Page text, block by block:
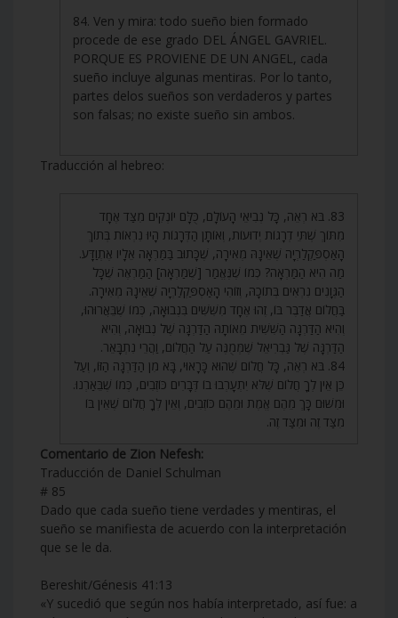
84. Ven y mira: todo sueño bien formado
procede de ese grado DEL ÁNGEL GAVRIEL.
PORQUE ES PROVIENE DE UN ANGEL, cada
sueño incluye algunas mentiras. Por lo tanto,
partes delos sueños son verdaderos y partes
son falsas; no existe sueño sin ambos.
Traducción al hebreo:
83. בֹּא רְאֵה, כָּל נְבִיאֵי הָעוֹלָם, כֻּלָּם יוֹנְקִים מִצַּד אֶחָד
מִתּוֹךְ שְׁתֵּי דְרָגוֹת יְדוּעוֹת, וְאוֹתָן הַדְּרָגוֹת הָיוּ נִרְאוֹת בְּתוֹךְ
הָאַסְפַּקְלַרְיָה שֶׁאֵינָהּ מְאִירָה, שֶׁכָּתוּב בַּמַּרְאָה אֵלָיו אֶתְוַדָּע.
מַה הִיא הַמַּרְאָה? כְּמוֹ שֶׁנֶּאֱמַר [שֶׁמַּרְאָה] הַמַּרְאֶה שֶׁכָּל
הַגְּוָנִים נִרְאִים בְּתוֹכָהּ, וְזוֹהִי הָאַסְפַּקְלַרְיָה שֶׁאֵינָהּ מְאִירָה.
בַּחֲלוֹם אֲדַבֶּר בּוֹ, זֶהוּ אֶחָד מִשִּׁשִּׁים בִּנְבוּאָה, כְּמוֹ שֶׁבֵּאֲרוּהוּ,
וְהִיא הַדַּרְגָּה הַשִּׁשִּׁית מֵאוֹתָהּ הַדַּרְגָּה שֶׁל נְבוּאָה, וְהִיא
הַדַּרְגָּה שֶׁל גַּבְרִיאֵל שֶׁמְּמֻנֶּה עַל הַחֲלוֹם, וַהֲרֵי נִתְבָּאֵר.
84. בֹּא רְאֵה, כָּל חֲלוֹם שֶׁהוּא כָּרָאוּי, בָּא מִן הַדַּרְגָּה הַזּוֹ, וְעַל
כֵּן אֵין לְךָ חֲלוֹם שֶׁלֹּא יִתְעָרְבוּ בוֹ דְּבָרִים כּוֹזְבִים, כְּמוֹ שֶׁבֵּאַרְנוּ.
וּמִשּׁוּם כָּךְ מֵהֶם אֱמֶת וּמֵהֶם כּוֹזְבִים, וְאֵין לְךָ חֲלוֹם שֶׁאֵין בּוֹ
מִצַּד זֶה וּמִצַּד זֶה.
Comentario de Zion Nefesh:
Traducción de Daniel Schulman
# 85
Dado que cada sueño tiene verdades y mentiras, el
sueño se manifiesta de acuerdo con la interpretación
que se le da.
Bereshit/Génesis 41:13
«Y sucedió que según nos había interpretado, así fue: a